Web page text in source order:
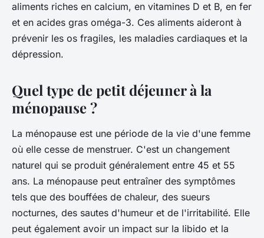
aliments riches en calcium, en vitamines D et B, en fer
et en acides gras oméga-3. Ces aliments aideront à
prévenir les os fragiles, les maladies cardiaques et la
dépression.
Quel type de petit déjeuner à la
ménopause ?
La ménopause est une période de la vie d'une femme
où elle cesse de menstruer. C'est un changement
naturel qui se produit généralement entre 45 et 55
ans. La ménopause peut entraîner des symptômes
tels que des bouffées de chaleur, des sueurs
nocturnes, des sautes d'humeur et de l'irritabilité. Elle
peut également avoir un impact sur la libido et la